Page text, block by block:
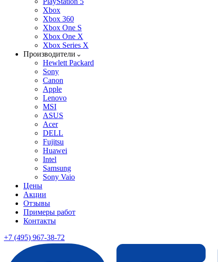
Xbox
Xbox 360
Xbox One S
Xbox One X
Xbox Series X
Производители
Hewlett Packard
Sony
Canon
Apple
Lenovo
MSI
ASUS
Acer
DELL
Fujitsu
Huawei
Intel
Samsung
Sony Vaio
Цены
Акции
Отзывы
Примеры работ
Контакты
+7 (495) 967-38-72